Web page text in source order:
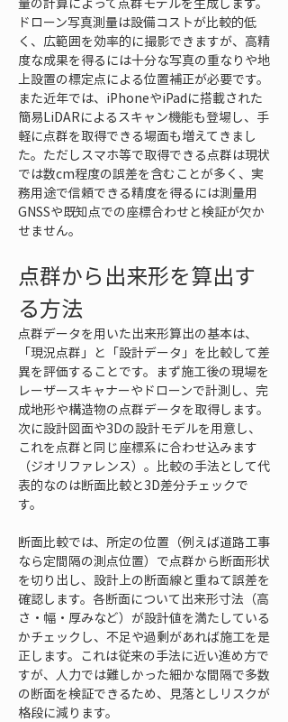
ドローン写真測量は設備コストが比較的低
く、広範囲を効率的に撮影できますが、高精
度な成果を得るには十分な写真の重なりや地
上設置の標定点による位置補正が必要です。
また近年では、iPhoneやiPadに搭載された
簡易LiDARによるスキャン機能も登場し、手
軽に点群を取得できる場面も増えてきまし
た。ただしスマホ等で取得できる点群は現状
では数cm程度の誤差を含むことが多く、実
務用途で信頼できる精度を得るには測量用
GNSSや既知点での座標合わせと検証が欠か
せません。
点群から出来形を算出す
る方法
点群データを用いた出来形算出の基本は、
「現況点群」と「設計データ」を比較して差
異を評価することです。まず施工後の現場を
レーザースキャナーやドローンで計測し、完
成地形や構造物の点群データを取得します。
次に設計図面や3Dの設計モデルを用意し、
これを点群と同じ座標系に合わせ込みます
（ジオリファレンス）。比較の手法として代
表的なのは断面比較と3D差分チェックで
す。
断面比較では、所定の位置（例えば道路工事
なら定間隔の測点位置）で点群から断面形状
を切り出し、設計上の断面線と重ねて誤差を
確認します。各断面について出来形寸法（高
さ・幅・厚みなど）が設計値を満たしている
かチェックし、不足や過剰があれば施工を是
正します。これは従来の手法に近い進め方で
すが、人力では難しかった細かな間隔で多数
の断面を検証できるため、見落としリスクが
格段に減ります。